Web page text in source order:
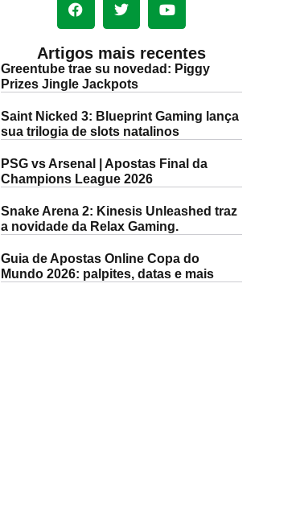
Artigos mais recentes
Greentube trae su novedad: Piggy
Prizes Jingle Jackpots
Saint Nicked 3: Blueprint Gaming lança
sua trilogia de slots natalinos
PSG vs Arsenal | Apostas Final da
Champions League 2026
Snake Arena 2: Kinesis Unleashed traz
a novidade da Relax Gaming.
Guia de Apostas Online Copa do
Mundo 2026: palpites, datas e mais